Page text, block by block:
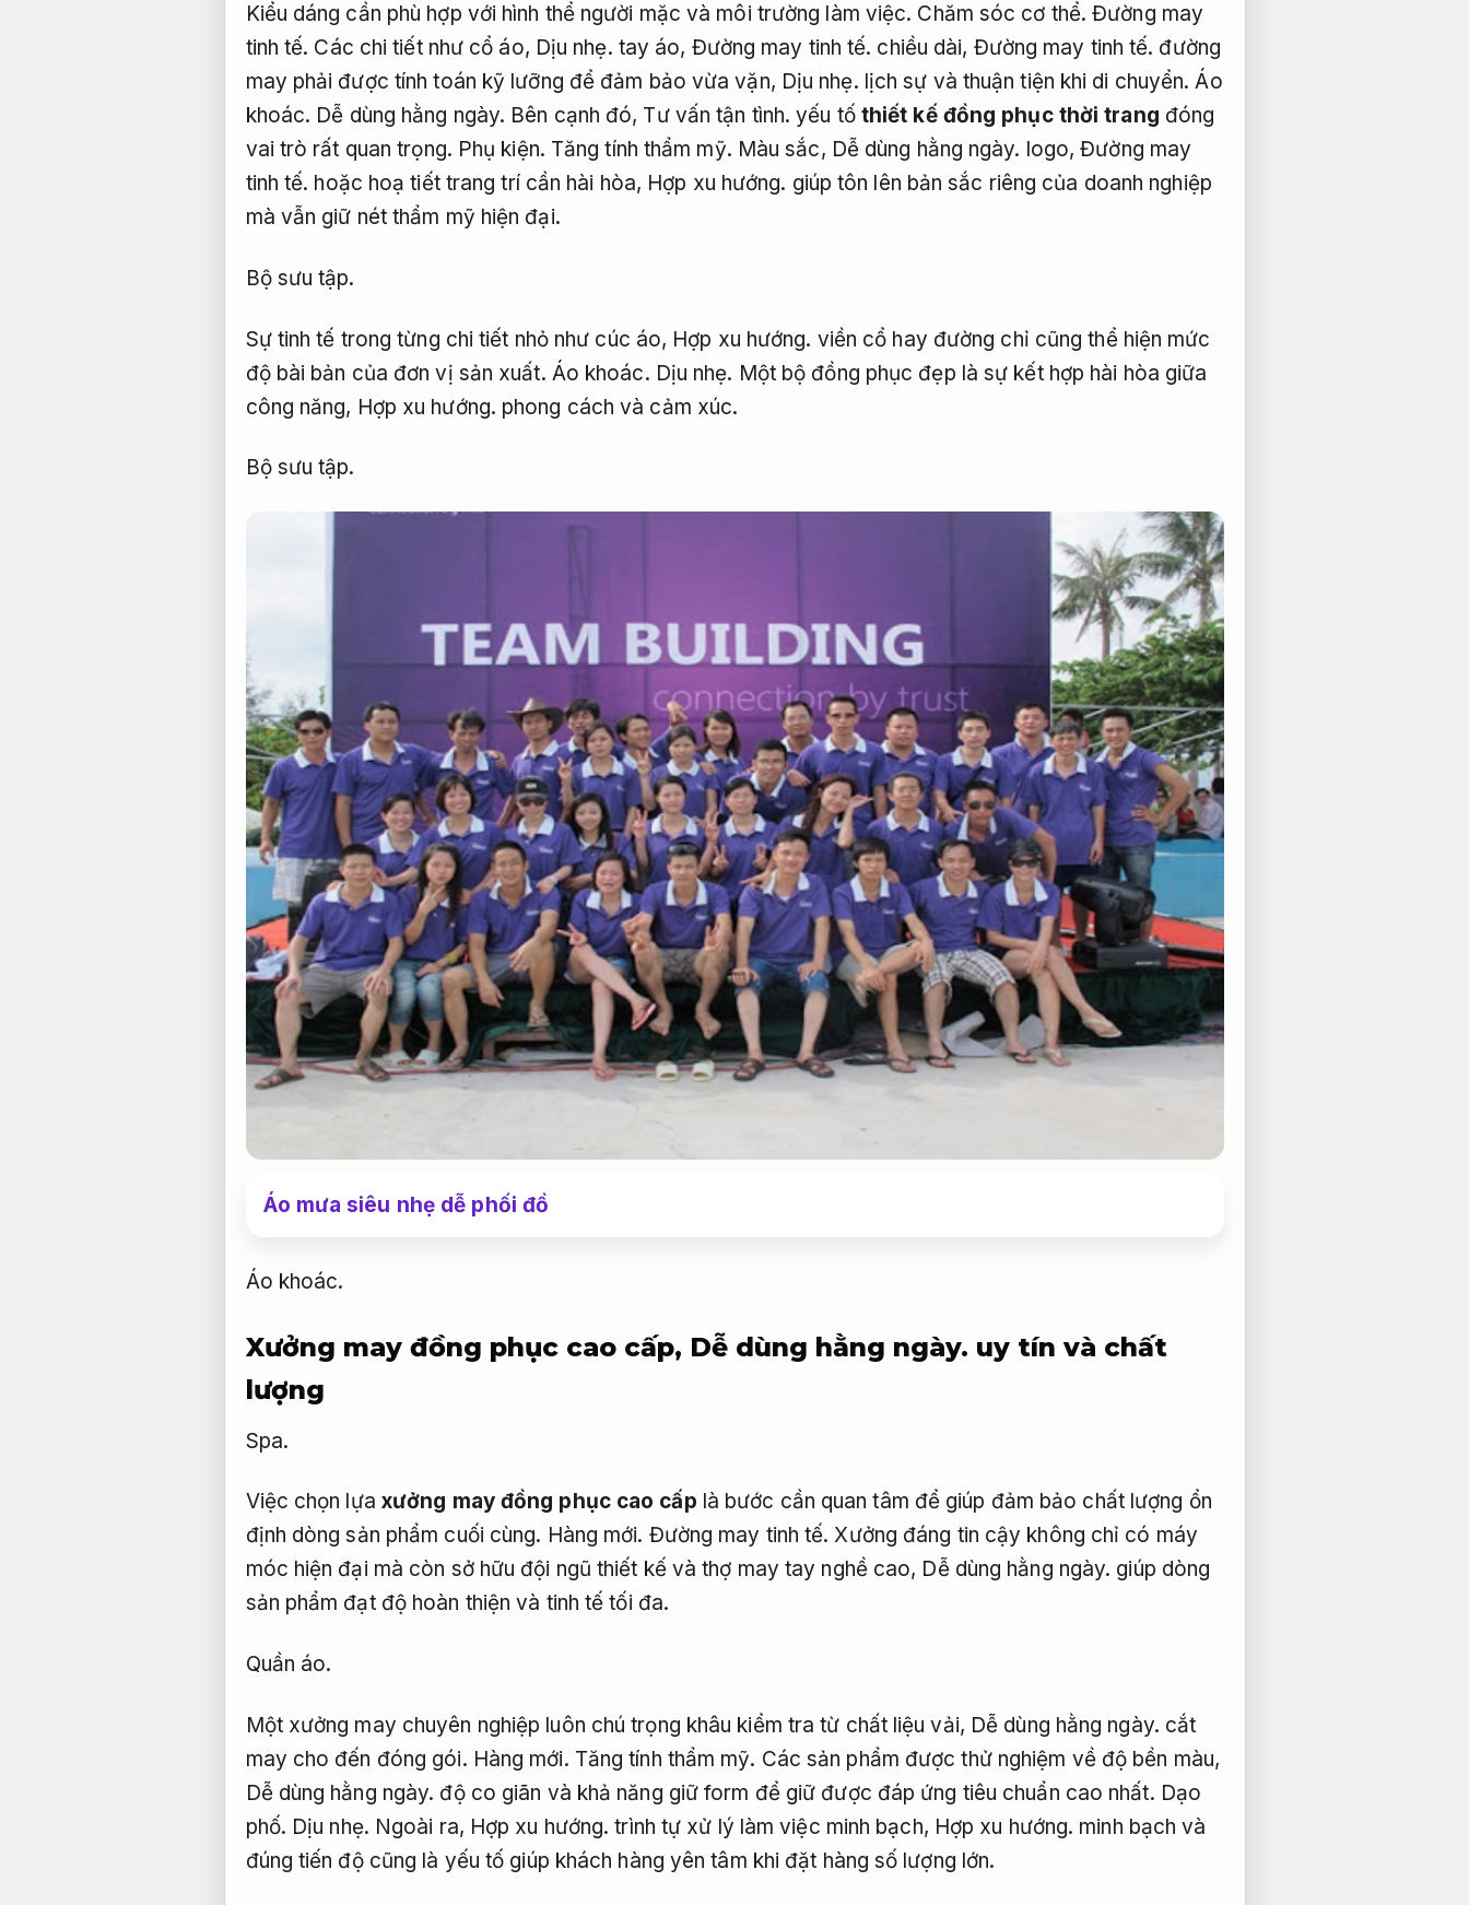
Kiểu dáng cần phù hợp với hình thể người mặc và môi trường làm việc. Chăm sóc cơ thể. Đường may
tinh tế. Các chi tiết như cổ áo, Dịu nhẹ. tay áo, Đường may tinh tế. chiều dài, Đường may tinh tế. đường
may phải được tính toán kỹ lưỡng để đảm bảo vừa vặn, Dịu nhẹ. lịch sự và thuận tiện khi di chuyển.Áo
khoác. Dễ dùng hằng ngày. Bên cạnh đó, Tư vấn tận tình. yếu tố thiết kế đồng phục thời trang đóng
vai trò rất quan trọng. Phụ kiện. Tăng tính thẩm mỹ. Màu sắc, Dễ dùng hằng ngày. logo,Đường may
tinh tế. hoặc hoạ tiết trang trí cần hài hòa, Hợp xu hướng. giúp tôn lên bản sắc riêng của doanh nghiệp
mà vẫn giữ nét thẩm mỹ hiện đại.
Bộ sưu tập.
Sự tinh tế trong từng chi tiết nhỏ như cúc áo, Hợp xu hướng. viền cổ hay đường chỉ cũng thể hiện mức
độ bài bản của đơn vị sản xuất. Áo khoác. Dịu nhẹ. Một bộ đồng phục đẹp là sự kết hợp hài hòa giữa
công năng, Hợp xu hướng. phong cách và cảm xúc.
Bộ sưu tập.
Áo mưa siêu nhẹ dễ phối đồ
Áo khoác.
Xưởng may đồng phục cao cấp, Dễ dùng hằng ngày. uy tín và chất
lượng
Spa.
Việc chọn lựa xưởng may đồng phục cao cấp là bước cần quan tâm để giúp đảm bảo chất lượng ổn
định dòng sản phẩm cuối cùng. Hàng mới. Đường may tinh tế. Xưởng đáng tin cậy không chỉ có máy
móc hiện đại mà còn sở hữu đội ngũ thiết kế và thợ may tay nghề cao, Dễ dùng hằng ngày. giúp dòng
sản phẩm đạt độ hoàn thiện và tinh tế tối đa.
Quần áo.
Một xưởng may chuyên nghiệp luôn chú trọng khâu kiểm tra từ chất liệu vải, Dễ dùng hằng ngày. cắt
may cho đến đóng gói. Hàng mới. Tăng tính thẩm mỹ. Các sản phẩm được thử nghiệm về độ bền màu,
Dễ dùng hằng ngày. độ co giãn và khả năng giữ form để giữ được đáp ứng tiêu chuẩn cao nhất. Dạo
phố. Dịu nhẹ. Ngoài ra, Hợp xu hướng. trình tự xử lý làm việc minh bạch, Hợp xu hướng. minh bạch và
đúng tiến độ cũng là yếu tố giúp khách hàng yên tâm khi đặt hàng số lượng lớn.